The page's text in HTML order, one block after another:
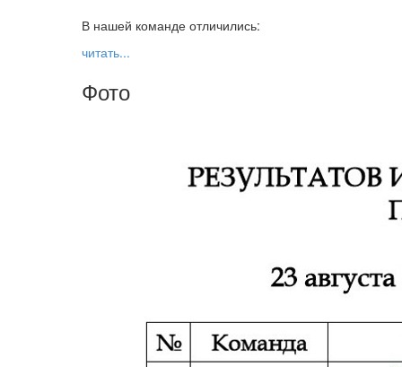
В нашей команде отличились:
читать...
Фото